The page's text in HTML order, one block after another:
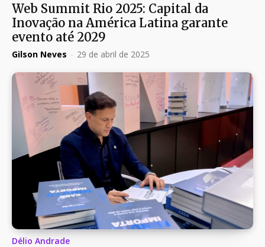
Web Summit Rio 2025: Capital da
Inovação na América Latina garante
evento até 2029
Gilson Neves - 29 de abril de 2025
Délio Andrade